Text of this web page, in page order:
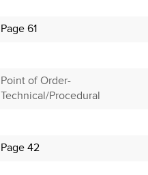
Page 61
Point of Order-
Technical/Procedural
Page 42